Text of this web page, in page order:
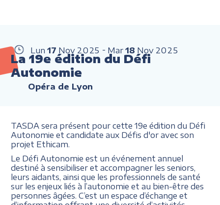
Lun 17 Nov 2025 Mar 18 Nov 2025
La 19e édition du Défi
Autonomie
Opéra de Lyon
TASDA sera présent pour cette 19e édition du Défi
Autonomie et candidate aux Défis d'or avec son
projet Ethicam.
Le Défi Autonomie est un événement annuel
destiné à sensibiliser et accompagner les seniors,
leurs aidants, ainsi que les professionnels de santé
sur les enjeux liés à l’autonomie et au bien-être des
personnes âgées. C’est un espace d’échange et